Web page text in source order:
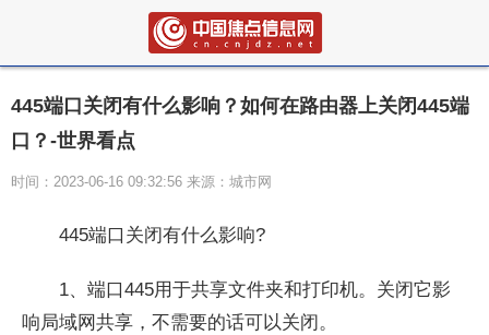
445端口关闭有什么影响？如何在路由器上关闭445端
口？-世界看点
时间：2023-06-16 09:32:56 来源：城市网
445端口关闭有什么影响?
1、端口445用于共享文件夹和打印机。关闭它影
响局域网共享，不需要的话可以关闭。